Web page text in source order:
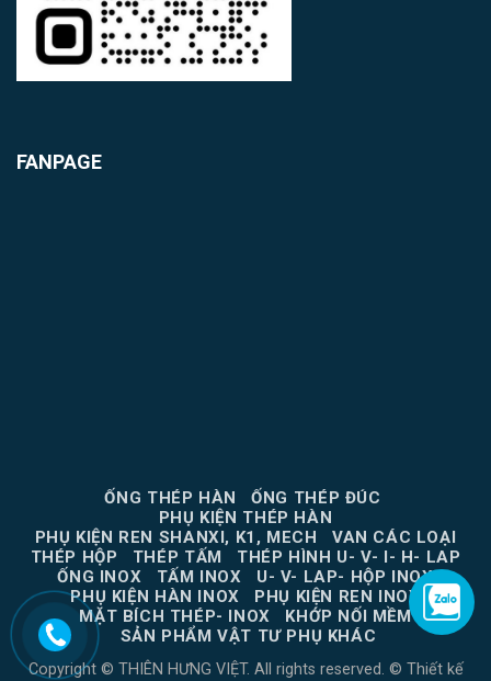
FANPAGE
ỐNG THÉP HÀN
ỐNG THÉP ĐÚC
PHỤ KIỆN THÉP HÀN
PHỤ KIỆN REN SHANXI, K1, MECH
VAN CÁC LOẠI
THÉP HỘP
THÉP TẤM
THÉP HÌNH U- V- I- H- LAP
ỐNG INOX
TẤM INOX
U- V- LAP- HỘP INOX
PHỤ KIỆN HÀN INOX
PHỤ KIỆN REN INOX
MẶT BÍCH THÉP- INOX
KHỚP NỐI MỀM
SẢN PHẨM VẬT TƯ PHỤ KHÁC
Copyright © THIÊN HƯNG VIỆT. All rights reserved. © Thiết kế